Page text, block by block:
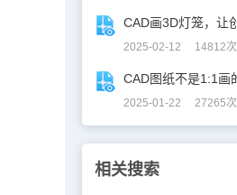
2025-02-12 14812次
2025-01-22 27265次
相关搜索